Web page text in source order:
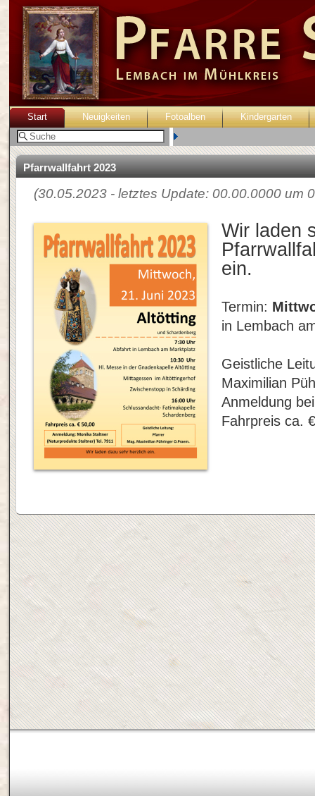
Start Neuigkeiten Fotoalben Kindergarten
Pfarrwallfahrt 2023
(30.05.2023 - letztes Update: 00.00.0000 um
Wir laden
ein.
Termin:
in Lembach
Geistliche
Maximilian
Anmeldung
Fahrpreis ca.